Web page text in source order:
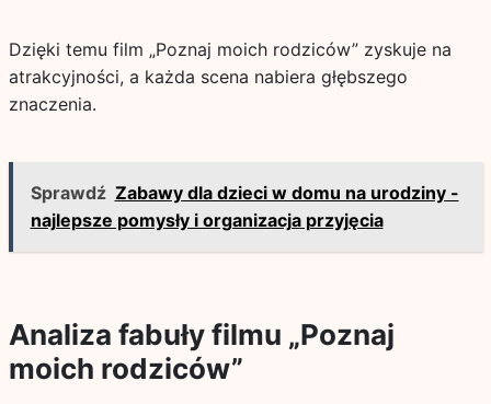
Dzięki temu film „Poznaj moich rodziców” zyskuje na
atrakcyjności, a każda scena nabiera głębszego
znaczenia.
Sprawdź Zabawy dla dzieci w domu na urodziny -
najlepsze pomysły i organizacja przyjęcia
Analiza fabuły filmu „Poznaj
moich rodziców”